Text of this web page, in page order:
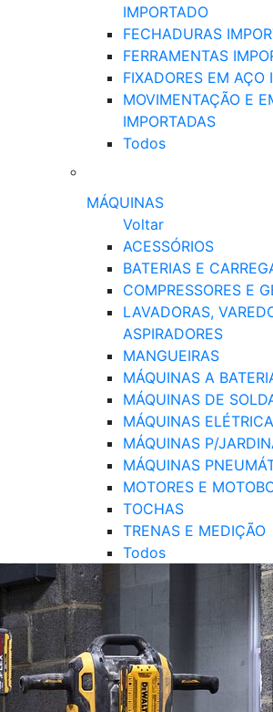
IMPORTADO
FECHADURAS
FERRAMENTAS
FIXADORES EM AÇO
MOVIMENTAÇÃO E
IMPORTADAS
Todos
MÁQUINAS
Voltar
ACESSÓRIOS
BATERIAS E
COMPRESSORES E
LAVADORAS,
ASPIRADORES
MANGUEIRAS
MÁQUINAS A
MÁQUINAS DE
MÁQUINAS
MÁQUINAS P/
MÁQUINAS
MOTORES E
TOCHAS
TRENAS E MEDIÇÃO
Todos